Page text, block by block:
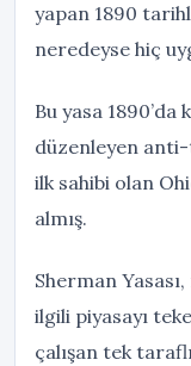
yapan 1890
neredeyse hiç
Bu yasa
düzenleyen anti-
ilk sahibi olan
almış.
Sherman
ilgili piyasayı
çalışan tek